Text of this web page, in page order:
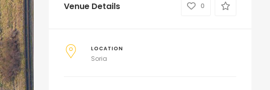
Venue Details 0
LOCATION
Soria